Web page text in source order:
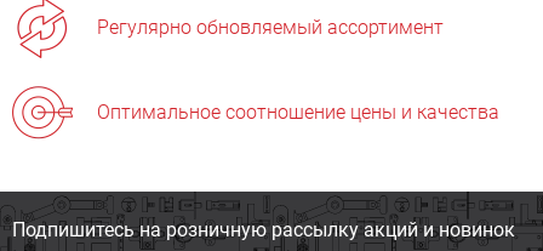
Регулярно обновляемый ассортимент
Оптимальное соотношение цены и качества
Подпишитесь на розничную рассылку акций и новинок